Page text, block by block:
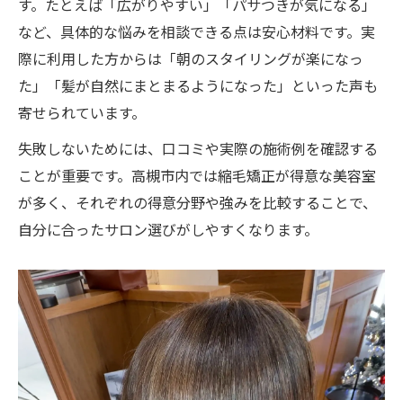
など、具体的な悩みを相談できる点は安心材料です。実
際に利用した方からは「朝のスタイリングが楽になっ
た」「髪が自然にまとまるようになった」といった声も
寄せられています。
失敗しないためには、口コミや実際の施術例を確認する
ことが重要です。高槻市内では縮毛矯正が得意な美容室
が多く、それぞれの得意分野や強みを比較することで、
自分に合ったサロン選びがしやすくなります。